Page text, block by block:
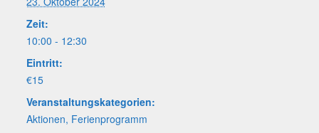
Zeit:
10:00 - 12:30
Eintritt:
€15
Veranstaltungskategorien:
Aktionen, Ferienprogramm